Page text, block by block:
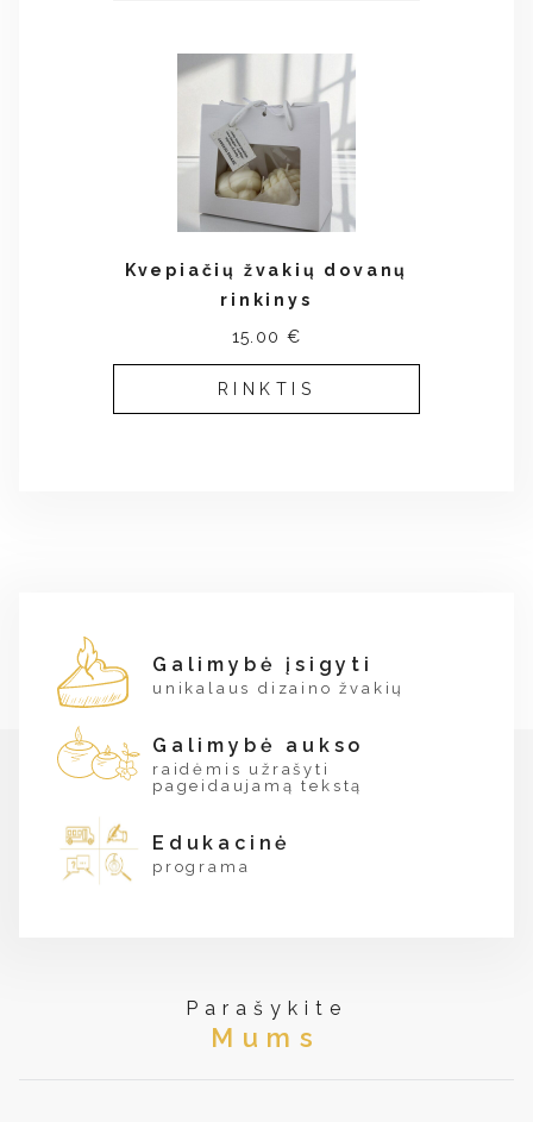
Kvepiačių žvakių dovanų
rinkinys
15.00 €
RINKTIS
Galimybė įsigyti
unikalaus dizaino žvakių
Galimybė aukso
raidėmis užrašyti
pageidaujamą tekstą
Edukacinė
programa
Parašykite
Mums